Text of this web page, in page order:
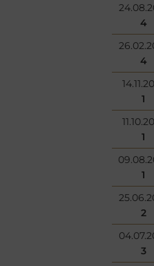
4
4
1
1
1
2
3